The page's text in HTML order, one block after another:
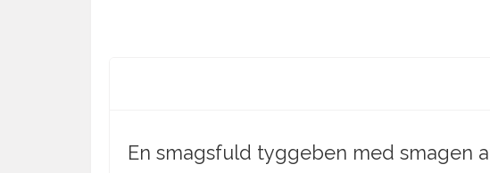
En smagsfuld tyggeben med smagen